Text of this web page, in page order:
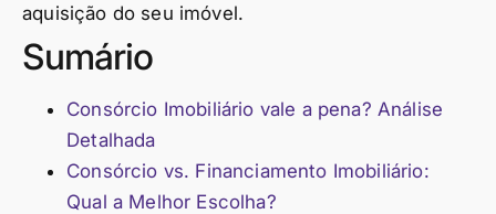
aquisição do seu imóvel.
Sumário
Consórcio Imobiliário vale a pena? Análise
Detalhada
Consórcio vs. Financiamento Imobiliário:
Qual a Melhor Escolha?